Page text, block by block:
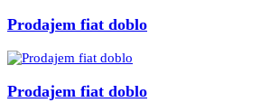
Prodajem fiat doblo
Prodajem fiat doblo